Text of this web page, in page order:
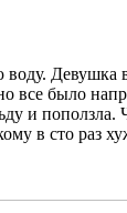
было
поползла.
в сто раз